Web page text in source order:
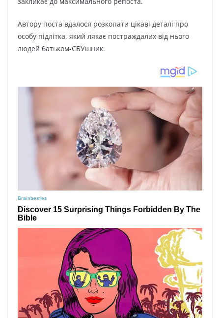
Автору поста вдалося розкопати цікаві деталі про
особу підлітка, який лякає постраждалих від нього
людей батьком-СБУшник.